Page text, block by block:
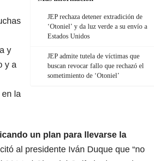
JEP rechaza detener extradición de
‘Otoniel’ y da luz verde a su envío a
Estados Unidos
JEP admite tutela de víctimas que
buscan revocar fallo que rechazó el
sometimiento de ‘Otoniel’
y
y a
en la
un plan para llevarse la
al presidente Iván Duque que “no